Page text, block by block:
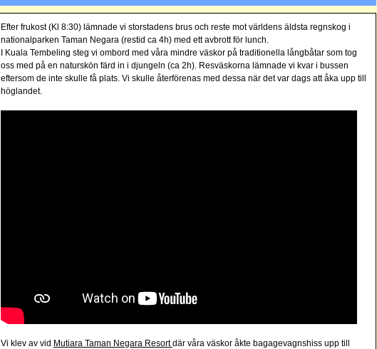
Efter frukost (Kl 8:30) lämnade vi storstadens brus och reste mot världens äldsta regnskog i
nationalparken Taman Negara (restid ca 4h) med ett avbrott för lunch.
I Kuala Tembeling steg vi ombord med våra mindre väskor på traditionella långbåtar som tog
oss med på en naturskön färd in i djungeln (ca 2h). Resväskorna lämnade vi kvar i bussen
eftersom de inte skulle få plats. Vi skulle återförenas med dessa när det var dags att åka upp till
höglandet.
Vi klev av vid Mutiara Taman Negara Resortdär våra väskor åkte bagagevagnshiss upp till